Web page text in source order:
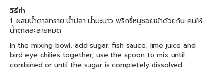
วิธีทำ
1. ผสมน้ำตาลทราย น้ำปลา น้ำมะนาว พริกขี้หนูซอยเข้าด้วยกัน คนให้
น้ำตาลละลายหมด
In the mixing bowl, add sugar, fish sauce, lime juice and
bird eye chilies together, use the spoon to mix until
combined or until the sugar is completely dissolved.